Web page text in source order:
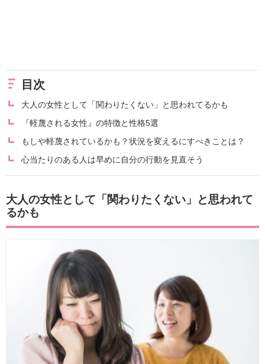
目次
大人の女性として「関わりたくない」と思われてるかも
『軽蔑される女性』の特徴と性格5選
もしや軽蔑されているかも？状況を変えるにすべきことは？
心当たりのある人は早めに自分の行動を見直そう
大人の女性として「関わりたくない」と思われて
るかも